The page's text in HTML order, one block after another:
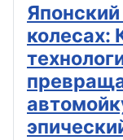
колесах: